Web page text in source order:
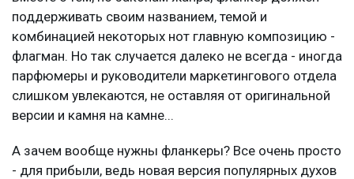
поддерживать своим названием, темой и
комбинацией некоторых нот главную композицию -
флагман. Но так случается далеко не всегда - иногда
парфюмеры и руководители маркетингового отдела
слишком увлекаются, не оставляя от оригинальной
версии и камня на камне...
А зачем вообще нужны фланкеры? Все очень просто
- для прибыли, ведь новая версия популярных духов